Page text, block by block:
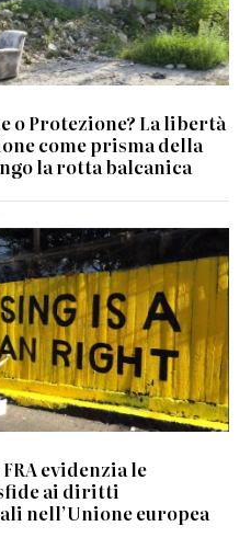
o Protezione? La libertà
come prisma della
la rotta balcanica
Statton and Megan Wilson,
Commons Attribution-
International
evidenzia le
ai diritti
nell’Unione europea